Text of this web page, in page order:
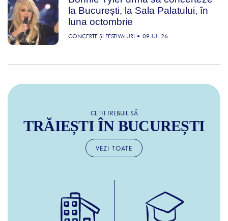
la București, la Sala Palatului, în
luna octombrie
CONCERTE ȘI FESTIVALURI 09 JUL 26
CE ITI TREBUIE SĂ
TRĂIEȘTI ÎN BUCUREȘTI
VEZI TOATE